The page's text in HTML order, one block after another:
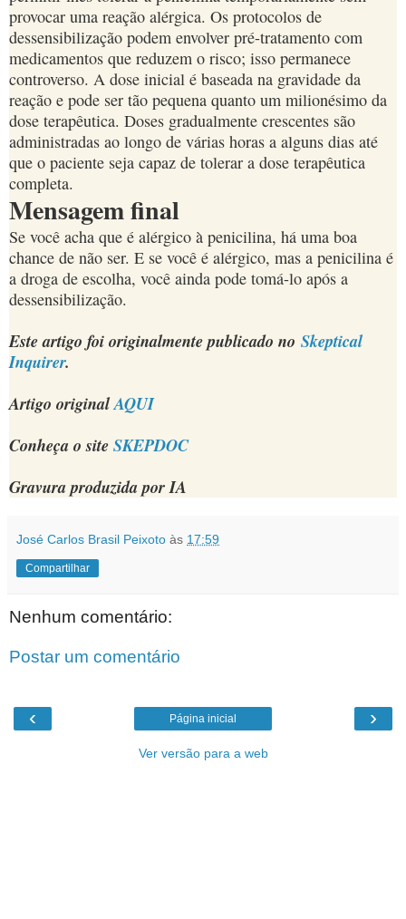
provocar uma reação alérgica. Os protocolos de
dessensibilização podem envolver pré-tratamento com
medicamentos que reduzem o risco; isso permanece
controverso. A dose inicial é baseada na gravidade da
reação e pode ser tão pequena quanto um milionésimo da
dose terapêutica. Doses gradualmente crescentes são
administradas ao longo de várias horas a alguns dias até
que o paciente seja capaz de tolerar a dose terapêutica
completa.
Mensagem final
Se você acha que é alérgico à penicilina, há uma boa
chance de não ser. E se você é alérgico, mas a penicilina é
a droga de escolha, você ainda pode tomá-lo após a
dessensibilização.
Este artigo foi originalmente publicado no Skeptical
Inquirer.
Artigo originalAQUI
Conheça o siteSKEPDOC
Gravura produzida por IA
José Carlos Brasil Peixoto às 17:59
Compartilhar
Nenhum comentário:
Postar um comentário
‹ ›
Página inicial
Ver versão para a web